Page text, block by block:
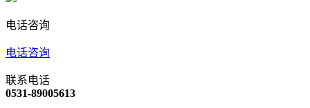
电话咨询
电话咨询
联系电话
0531-89005613